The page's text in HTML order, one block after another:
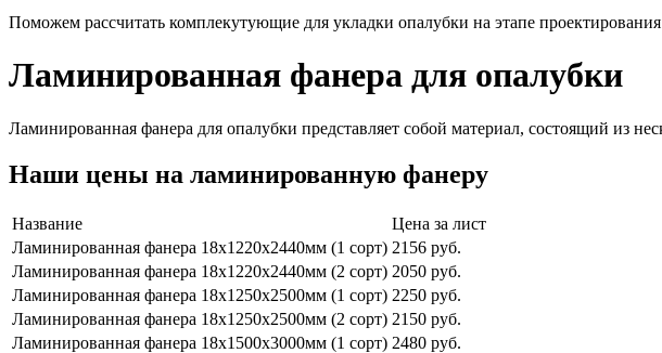
Поможем рассчитать комплекутующие для укладки опалубки на этапе
Ламинированная фанера для опалубки
Ламинированная фанера для опалубки представляет собой материал, состоящий из
Наши цены на ламинированную фанеру
Название
Цена за лист
Ламинированная фанера 18х1220х2440мм (1 сорт) 2156 руб.
Ламинированная фанера 18х1220х2440мм (2 сорт) 2050 руб.
Ламинированная фанера 18х1250х2500мм (1 сорт) 2250 руб.
Ламинированная фанера 18х1250х2500мм (2 сорт) 2150 руб.
Ламинированная фанера 18х1500х3000мм (1 сорт) 2480 руб.